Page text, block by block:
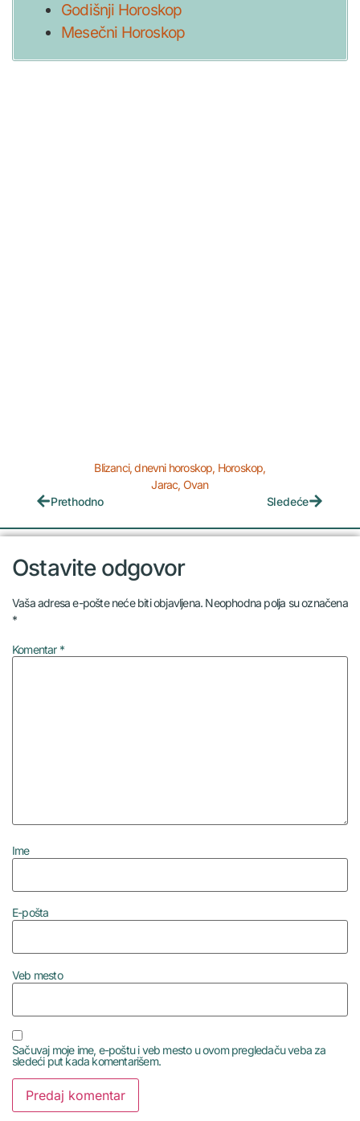
Godišnji Horoskop
Mesečni Horoskop
Blizanci,dnevni horoskop, Horoskop,
Jarac, Ovan
Prethodno
Sledeće
Ostavite odgovor
Vaša adresa e-pošte neće biti objavljena. Neophodna polja su označena
*
Komentar *
Ime
E-pošta
Veb mesto
Sačuvaj moje ime, e-poštu i veb mesto u ovom pregledaču veba za
sledeći put kada komentarišem.